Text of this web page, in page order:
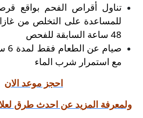
تناول أقراص الفحم بواقع
للمساعدة على التخلص من
48 ساعة السابقة للفحص
مع استمرار شرب الماء
احجز موعد الان
ولمعرفة المزيد عن احدث طرق